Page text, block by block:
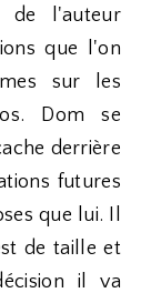
de l'auteur
que l'on
sur les
Dom se
derrière
futures
que lui. Il
de taille et
il va